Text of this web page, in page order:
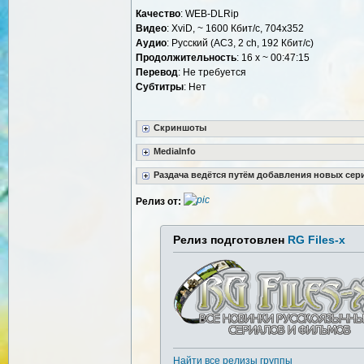
Качество: WEB-DLRip
Видео: XviD, ~ 1600 Кбит/с, 704x352
Аудио: Русский (AC3, 2 ch, 192 Кбит/с)
Продолжительность: 16 x ~ 00:47:15
Перевод: Не требуется
Субтитры: Нет
Скриншоты
MediaInfo
Раздача ведётся путём добавления новых
Релиз от:
Релиз подготовлен RG Files-x
Найти все релизы группы